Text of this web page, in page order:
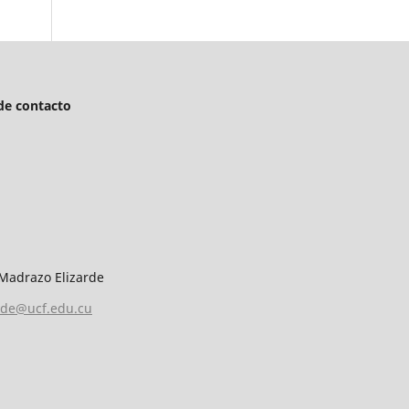
contacto
Elizarde